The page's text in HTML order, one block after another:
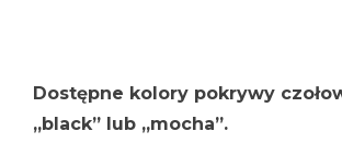
Dostępne kolory pokrywy
„black” lub „mocha”.